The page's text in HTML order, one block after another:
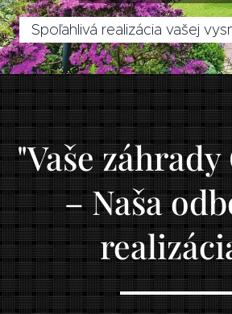
Spoľahlivá realizácia vašej
"Vaše
– Naša